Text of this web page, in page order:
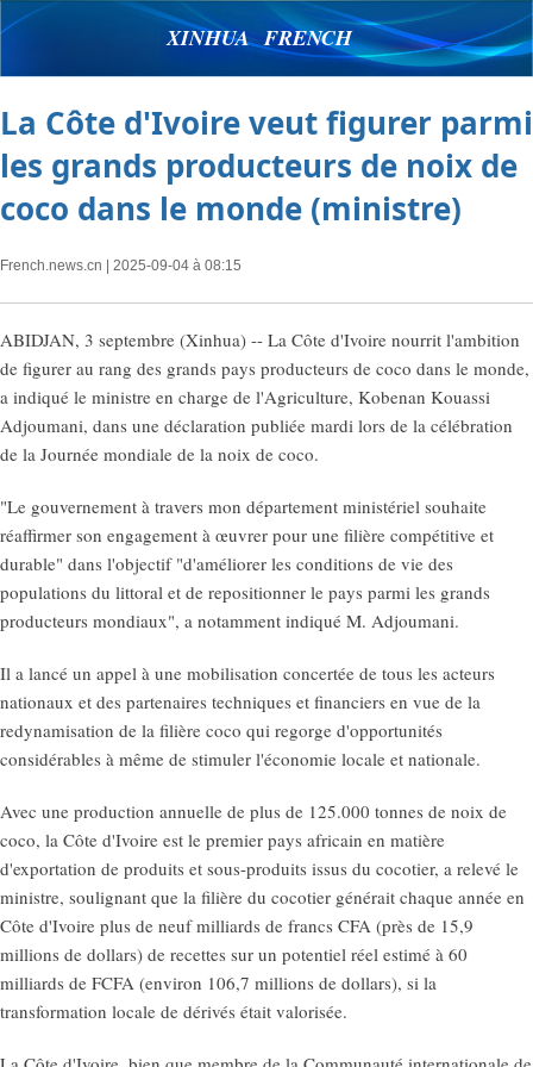
XINHUA FRENCH
La Côte d'Ivoire veut figurer parmi
les grands producteurs de noix de
coco dans le monde (ministre)
French.news.cn | 2025-09-04 à 08:15
ABIDJAN, 3 septembre (Xinhua) -- La Côte d'Ivoire nourrit l'ambition
de figurer au rang des grands pays producteurs de coco dans le monde,
a indiqué le ministre en charge de l'Agriculture, Kobenan Kouassi
Adjoumani, dans une déclaration publiée mardi lors de la célébration
de la Journée mondiale de la noix de coco.
"Le gouvernement à travers mon département ministériel souhaite
réaffirmer son engagement à œuvrer pour une filière compétitive et
durable" dans l'objectif "d'améliorer les conditions de vie des
populations du littoral et de repositionner le pays parmi les grands
producteurs mondiaux", a notamment indiqué M. Adjoumani.
Il a lancé un appel à une mobilisation concertée de tous les acteurs
nationaux et des partenaires techniques et financiers en vue de la
redynamisation de la filière coco qui regorge d'opportunités
considérables à même de stimuler l'économie locale et nationale.
Avec une production annuelle de plus de 125.000 tonnes de noix de
coco, la Côte d'Ivoire est le premier pays africain en matière
d'exportation de produits et sous-produits issus du cocotier, a relevé le
ministre, soulignant que la filière du cocotier générait chaque année en
Côte d'Ivoire plus de neuf milliards de francs CFA (près de 15,9
millions de dollars) de recettes sur un potentiel réel estimé à 60
milliards de FCFA (environ 106,7 millions de dollars), si la
transformation locale de dérivés était valorisée.